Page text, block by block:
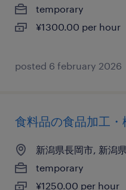
temporary
¥1300.00 per hour
posted 6 february 2026
食料品の食品加工
新潟県長岡市, 新潟県
temporary
¥1250.00 per hour